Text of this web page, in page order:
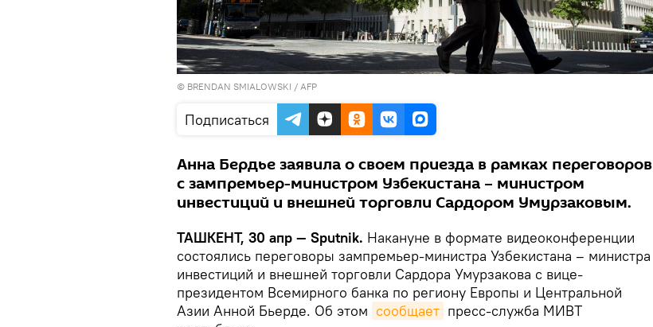
© BRENDAN SMIALOWSKI / AFP
Подписаться
Анна Бердье заявила о своем приезда в рамках переговоров
с зампремьер-министром Узбекистана – министром
инвестиций и внешней торговли Сардором Умурзаковым.
ТАШКЕНТ, 30 апр — Sputnik. Накануне в формате видеоконференции
состоялись переговоры зампремьер-министра Узбекистана – министра
инвестиций и внешней торговли Сардора Умурзакова с вице-
президентом Всемирного банка по региону Европы и Центральной
Азии Анной Бьерде. Об этом сообщает пресс-служба МИВТ